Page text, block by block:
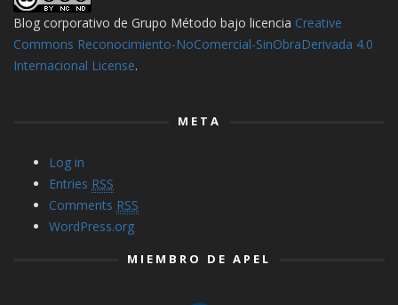
Blog corporativo de Grupo Método bajo licencia Creative
Commons Reconocimiento-NoComercial-SinObraDerivada 4.0
Internacional License.
META
Log in
Entries RSS
Comments RSS
WordPress.org
MIEMBRO DE APEL